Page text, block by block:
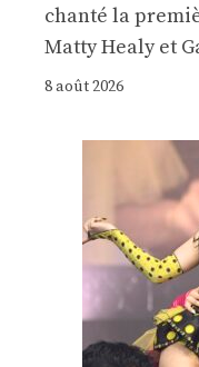
chanté la
Matty Healy et
8 août 2026